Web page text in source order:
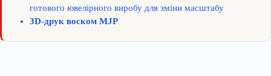
готового ювелірного виробу для зміни масштабу
3D-друк воском MJP